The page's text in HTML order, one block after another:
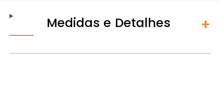
Medidas e Detalhes